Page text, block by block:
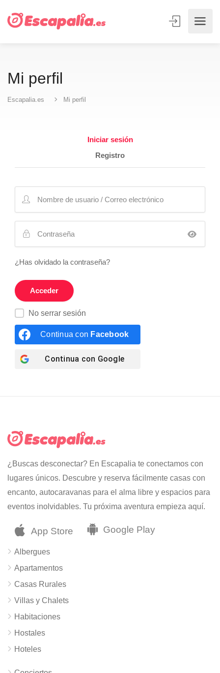
Mi perfil
Escapalia.es Mi perfil
Iniciar sesión
Registro
¿Has olvidado la contraseña?
No serrar sesión
Continua con Facebook
Continua con Google
¿Buscas desconectar? En Escapalia te conectamos con
lugares únicos. Descubre y reserva fácilmente casas con
encanto, autocaravanas para el alma libre y espacios para
eventos inolvidables. Tu próxima aventura empieza aquí.
Albergues
Apartamentos
Casas Rurales
Villas y Chalets
Habitaciones
Hostales
Hoteles